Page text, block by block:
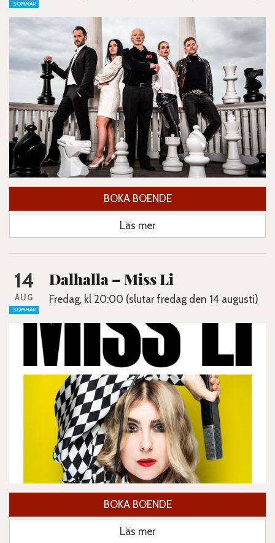
SOMMAR
BOKA BOENDE
Läs mer
14
AUG
SOMMAR
Dalhalla – Miss Li
Fredag, kl 20:00 (slutar fredag den 14 augusti)
BOKA BOENDE
Läs mer